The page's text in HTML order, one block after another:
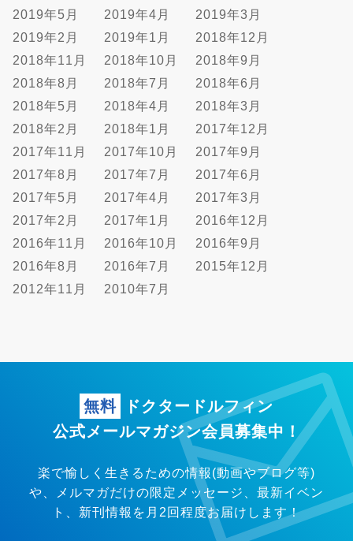
2019年5月
2019年4月
2019年3月
2019年2月
2019年1月
2018年12月
2018年11月
2018年10月
2018年9月
2018年8月
2018年7月
2018年6月
2018年5月
2018年4月
2018年3月
2018年2月
2018年1月
2017年12月
2017年11月
2017年10月
2017年9月
2017年8月
2017年7月
2017年6月
2017年5月
2017年4月
2017年3月
2017年2月
2017年1月
2016年12月
2016年11月
2016年10月
2016年9月
2016年8月
2016年7月
2015年12月
2012年11月
2010年7月
無料
ドクタードルフィン
公式メールマガジン会員募集中！
楽で愉しく生きるための情報(動画やブログ等)
や、メルマガだけの限定メッセージ、 最新イベン
ト、新刊情報を月2回程度お届けします！